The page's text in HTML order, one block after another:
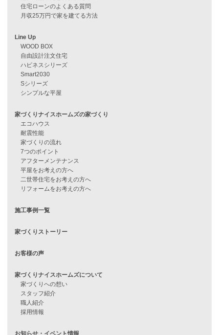
資料請求
見学会情報
住宅ローンに不安がある方へ
住宅ローン審査に落ちた方・
他社で無理だと言われた方へ
住宅ローンのよくある質問
月収25万円で家を建てる方法
WOOD BOX
ハピネスシリーズ
Sシリーズ
家づくりナイスホームズの家づくり
エコハウス
耐震性能
7つのポイント